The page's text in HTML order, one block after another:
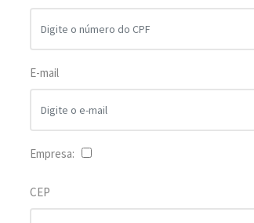
E-mail
Empresa:
CEP